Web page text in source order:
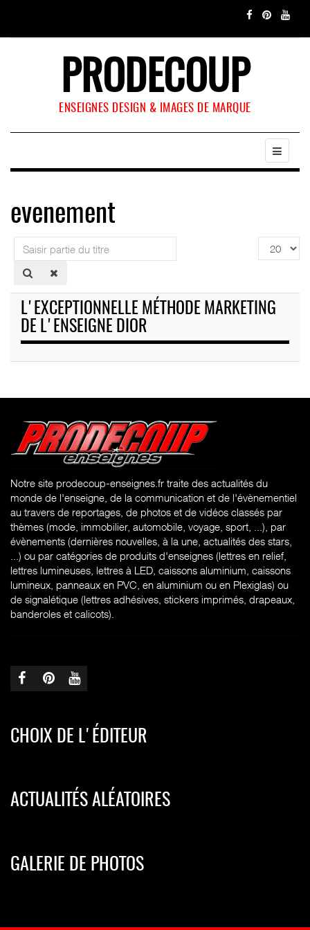
PRODECOUP
ENSEIGNES DESIGN & IMAGES DE MARQUE
evenement
Saisir
partie
du
Affichage
#
L'EXCEPTIONNELLE MÉTHODE MARKETING
DE L'ENSEIGNE DIOR
Notre site prodecoup-enseignes.fr traite des actualités du
monde de l'enseigne, de la communication et de l'évènementiel
au travers de reportages, de photos et de vidéos classés par
thèmes (mode, immobilier, automobile, voyage, sport, ...), par
évènements (dernières nouvelles, à la une, actualités des stars,
...) ou par catégories de produits d'enseignes (lettres en relief,
lettres lumineuses, lettres à LED, caissons aluminium, caissons
lumineux, panneaux en PVC, en aluminium ou en Plexiglas) ou
de signalétique (lettres adhésives, stickers imprimés, drapeaux,
banderoles et calicots).
CHOIX DE L'ÉDITEUR
ACTUALITÉS ALÉATOIRES
GALERIE DE PHOTOS